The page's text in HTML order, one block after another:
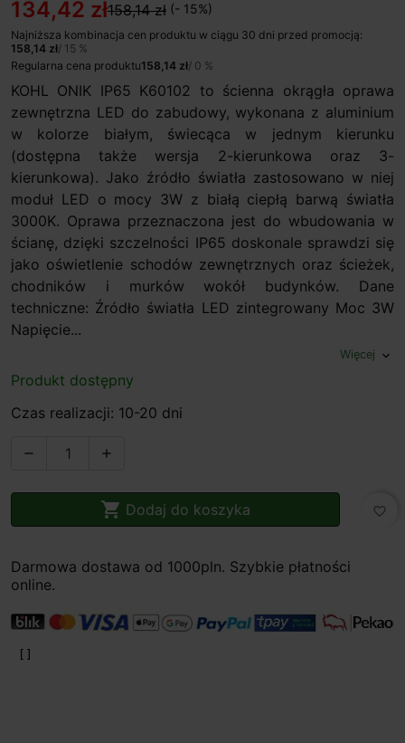
134,42 zł158,14 zł (- 15%)
Najniższa kombinacja cen produktu w ciągu 30 dni przed promocją:
158,14 zł/ 15 %
Regularna cena produktu158,14 zł/ 0 %
KOHL ONIK IP65 K60102 to ścienna okrągła oprawa
zewnętrzna LED do zabudowy, wykonana z aluminium
w kolorze białym, świecąca w jednym kierunku
(dostępna także wersja 2-kierunkowa oraz 3-
kierunkowa). Jako źródło światła zastosowano w niej
moduł LED o mocy 3W z białą ciepłą barwą światła
3000K. Oprawa przeznaczona jest do wbudowania w
ścianę, dzięki szczelności IP65 doskonale sprawdzi się
jako oświetlenie schodów zewnętrznych oraz ścieżek,
chodników i murków wokół budynków. Dane
techniczne: Źródło światła LED zintegrowany Moc 3W
Napięcie...
Więcej expand_more
Produkt dostępny
Czas realizacji: 10-20 dni
 
 Dodaj do koszyka favorite_border
Darmowa dostawa od 1000pln. Szybkie płatności
online.